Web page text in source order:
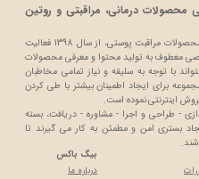
بیگ باکس
درباره ما
درمانی، مراقبتی و روتین
بیگ باکس با تکیه بر دانش و تجربه حضور در بازار محصولات مراقبت پوستی، از سال 1398 فعالیت
معطوف به تولید محتوا و معرفی محصولات
با توجه به سلیقه و نیاز تمامی مخاطبان
برای ایجاد اطمینان بیشتر با طی کردن
اینترنتی نموده است.
- طراحی و اجرا - مشاوره - دریافت، بسته
بستری امن و مطمئن به کار می گیرند تا